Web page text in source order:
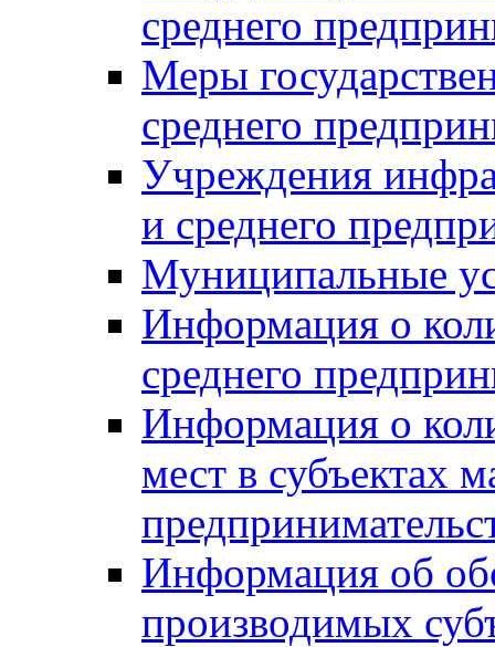
среднего
Меры
среднего
Учреждения
и среднего
Муниципальные
Информация о
среднего
Информация о
мест в субъектах
Информация об
производимых